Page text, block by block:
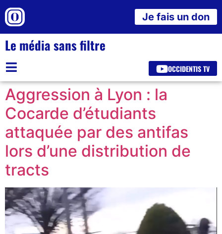
Je fais un don
Le média sans filtre
OCCIDENTIS TV
Aggression à Lyon : la
Cocarde d’étudiants
attaquée par des antifas
lors d’une distribution de
tracts